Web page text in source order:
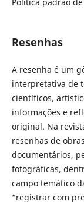
Resenhas
A resenha é um
interpretativa de
científicos,
informações e
original. Na
resenhas de
documentários,
fotográficas,
campo temático
“registrar com